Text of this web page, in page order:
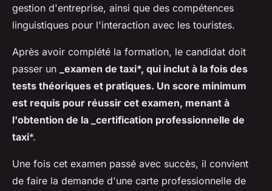
gestion d'entreprise, ainsi que des compétences
linguistiques pour l'interaction avec les touristes.
Après avoir complété la formation, le candidat doit
passer un
_examen de taxi*, qui inclut à la fois des
tests théoriques et pratiques. Un score minimum
est requis pour réussir cet examen, menant à
l'obtention de la _certification professionnelle de
taxi*.
Une fois cet examen passé avec succès, il convient
de faire la demande d'une carte professionnelle de